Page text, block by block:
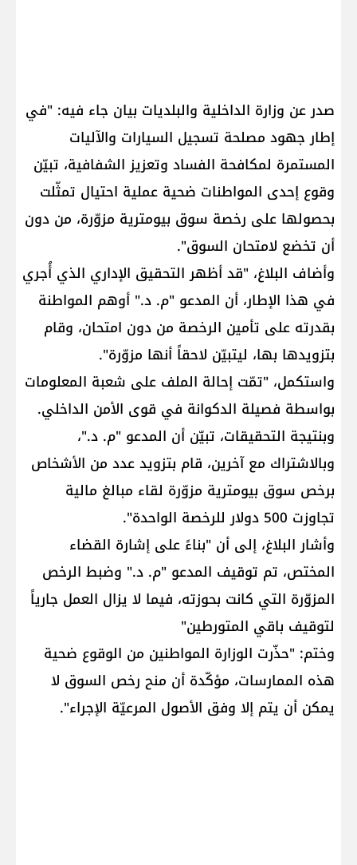
صدر عن وزارة الداخلية والبلديات بيان جاء فيه: "في
إطار جهود مصلحة تسجيل السيارات والآليات
المستمرة لمكافحة الفساد وتعزيز الشفافية، تبيّن
وقوع إحدى المواطنات ضحية عملية احتيال تمثّلت
بحصولها على رخصة سوق بيومترية مزوّرة، من دون
أن تخضع لامتحان السوق".
وأضاف البلاغ، "قد أظهر التحقيق الإداري الذي أُجري
في هذا الإطار، أن المدعو "م. د." أوهم المواطنة
بقدرته على تأمين الرخصة من دون امتحان، وقام
بتزويدها بها، ليتبيّن لاحقاً أنها مزوّرة".
واستكمل، "تمّت إحالة الملف على شعبة المعلومات
بواسطة فصيلة الدكوانة في قوى الأمن الداخلي.
وبنتيجة التحقيقات، تبيّن أن المدعو "م. د."،
وبالاشتراك مع آخرين، قام بتزويد عدد من الأشخاص
برخص سوق بيومترية مزوّرة لقاء مبالغ مالية
تجاوزت 500 دولار للرخصة الواحدة".
وأشار البلاغ، إلى أن "بناءً على إشارة القضاء
المختص، تم توقيف المدعو "م. د." وضبط الرخص
المزوّرة التي كانت بحوزته، فيما لا يزال العمل جارياً
لتوقيف باقي المتورطين"
وختم: "حذّرت الوزارة المواطنين من الوقوع ضحية
هذه الممارسات، مؤكّدة أن منح رخص السوق لا
يمكن أن يتم إلا وفق الأصول المرعيّة الإجراء".